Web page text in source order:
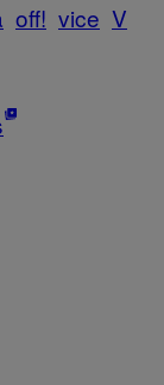
off! vice V